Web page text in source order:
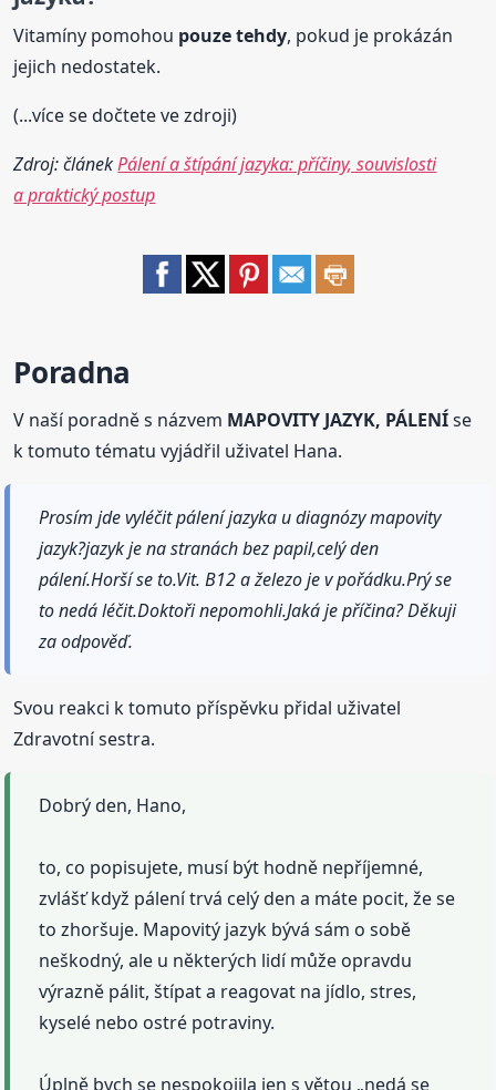
Vitamíny pomohou pouze tehdy, pokud je prokázán
jejich nedostatek.
(...více se dočtete ve zdroji)
Zdroj: článekPálení a štípání jazyka: příčiny, souvislosti
a praktický postup
Poradna
V naší poradně s názvem MAPOVITY JAZYK, PÁLENÍse
k tomuto tématu vyjádřil uživatel Hana.
Prosím jde vyléčit pálení jazyka u diagnózy mapovity
jazyk?jazyk je na stranách bez papil,celý den
pálení.Horší se to.Vit. B12 a železo je v pořádku.Prý se
to nedá léčit.Doktoři nepomohli.Jaká je příčina? Děkuji
za odpověď.
Svou reakci k tomuto příspěvku přidal uživatel
Zdravotní sestra.
Dobrý den, Hano,
to, co popisujete, musí být hodně nepříjemné,
zvlášť když pálení trvá celý den a máte pocit, že se
to zhoršuje. Mapovitý jazyk bývá sám o sobě
neškodný, ale u některých lidí může opravdu
výrazně pálit, štípat a reagovat na jídlo, stres,
kyselé nebo ostré potraviny.
Úplně bych se nespokojila jen s větou „nedá se